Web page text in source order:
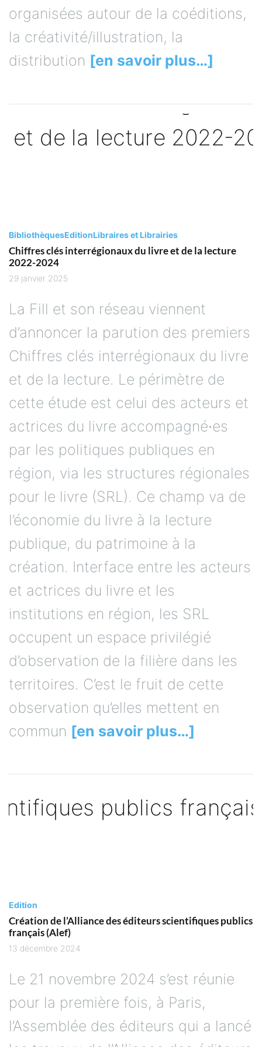
organisées autour de la coéditions,
la créativité/illustration, la
distribution [en savoir plus…]
BibliothèquesEditionLibraires et Librairies
Chiffres clés interrégionaux du livre et de la lecture
2022-2024
29 janvier 2025
La Fill et son réseau viennent
d’annoncer la parution des premiers
Chiffres clés interrégionaux du livre
et de la lecture. Le périmètre de
cette étude est celui des acteurs et
actrices du livre accompagné∙es
par les politiques publiques en
région, via les structures régionales
pour le livre (SRL). Ce champ va de
l’économie du livre à la lecture
publique, du patrimoine à la
création. Interface entre les acteurs
et actrices du livre et les
institutions en région, les SRL
occupent un espace privilégié
d’observation de la filière dans les
territoires. C’est le fruit de cette
observation qu’elles mettent en
commun [en savoir plus…]
Edition
Création de l’Alliance des éditeurs scientifiques publics
français (Alef)
13 décembre 2024
Le 21 novembre 2024 s’est réunie
pour la première fois, à Paris,
l’Assemblée des éditeurs qui a lancé